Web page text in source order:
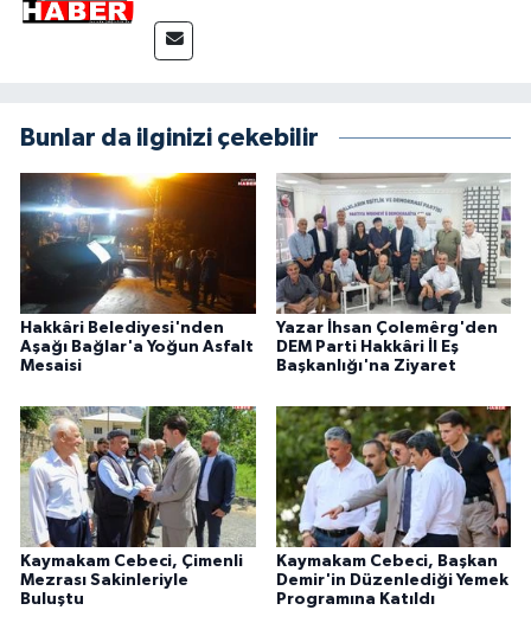
Bunlar da ilginizi çekebilir
Hakkâri Belediyesi'nden
Aşağı Bağlar'a Yoğun Asfalt
Mesaisi
Yazar İhsan Çolemêrg'den
DEM Parti Hakkâri İl Eş
Başkanlığı'na Ziyaret
Kaymakam Cebeci, Çimenli
Mezrası Sakinleriyle
Buluştu
Kaymakam Cebeci, Başkan
Demir'in Düzenlediği Yemek
Programına Katıldı